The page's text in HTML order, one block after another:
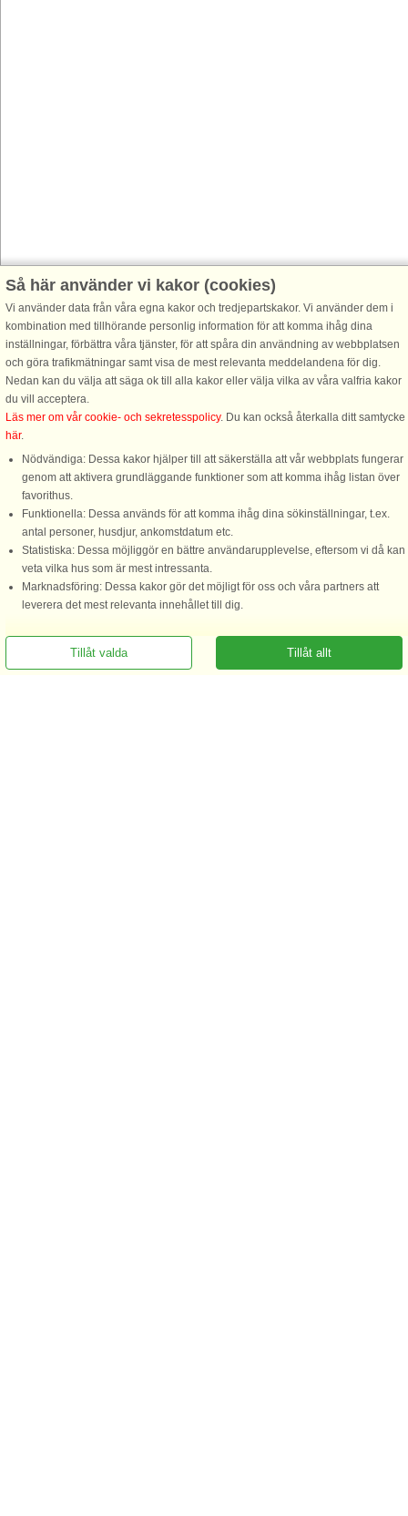
Så här använder vi kakor (cookies)
Vi använder data från våra egna kakor och tredjepartskakor. Vi använder dem i
kombination med tillhörande personlig information för att komma ihåg dina
inställningar, förbättra våra tjänster, för att spåra din användning av webbplatsen
och göra trafikmätningar samt visa de mest relevanta meddelandena för dig.
Nedan kan du välja att säga ok till alla kakor eller välja vilka av våra valfria kakor
du vill acceptera.
Läs mer om vår cookie- och sekretesspolicy. Du kan också återkalla ditt samtycke
här.
Nödvändiga: Dessa kakor hjälper till att säkerställa att vår webbplats fungerar
genom att aktivera grundläggande funktioner som att komma ihåg listan över
favorithus.
Funktionella: Dessa används för att komma ihåg dina sökinställningar, t.ex.
antal personer, husdjur, ankomstdatum etc.
Statistiska: Dessa möjliggör en bättre användarupplevelse, eftersom vi då kan
veta vilka hus som är mest intressanta.
Marknadsföring: Dessa kakor gör det möjligt för oss och våra partners att
leverera det mest relevanta innehållet till dig.
Tillåt allt
Tillåt valda